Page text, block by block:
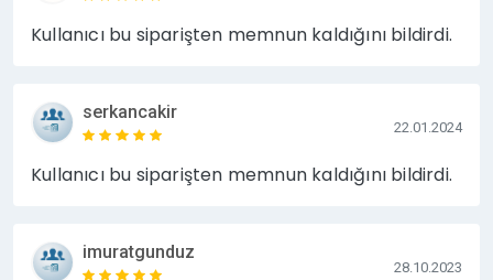
Kullanıcı bu siparişten memnun kaldığını bildirdi.
serkancakir
22.01.2024
Kullanıcı bu siparişten memnun kaldığını bildirdi.
imuratgunduz
28.10.2023